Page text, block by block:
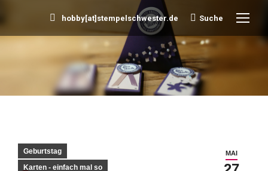
hobby[at]stempelschwester.de Search:
Suche
Sie befinden sich hier:
MAI
Geburtstag
Karten - einfach mal so